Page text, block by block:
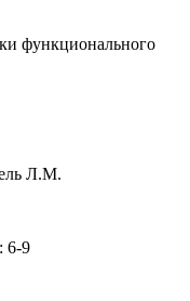
функционального
Л.М.
6‑9